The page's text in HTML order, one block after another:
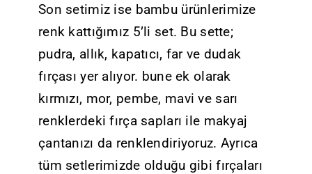
Son setimiz ise bambu ürünlerimize
renk kattığımız 5’li set. Bu sette;
pudra, allık, kapatıcı, far ve dudak
fırçası yer alıyor. bune ek olarak
kırmızı, mor, pembe, mavi ve sarı
renklerdeki fırça sapları ile makyaj
çantanızı da renklendiriyoruz. Ayrıca
tüm setlerimizde olduğu gibi fırçaları